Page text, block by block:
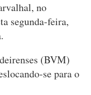
no
segunda-feira,
(BVM)
se para o